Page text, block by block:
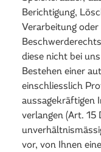
Berichtigung,
Verarbeitung
diese nicht bei
Bestehen einer
einschliesslich
aussagekräftigen
verlangen (Art. 15
vor, von Ihnen